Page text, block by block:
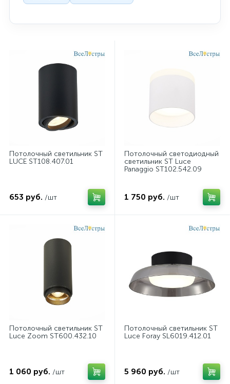
светодиодные светильники для ванной комнаты
Потолочный светильник ST
LUCE ST108.407.01
653 руб. /шт
Потолочный светодиодный
светильник ST Luce
Panaggio ST102.542.09
1 750 руб. /шт
Потолочный светильник ST
Luce Zoom ST600.432.10
1 060 руб. /шт
Потолочный светильник ST
Luce Foray SL6019.412.01
5 960 руб. /шт